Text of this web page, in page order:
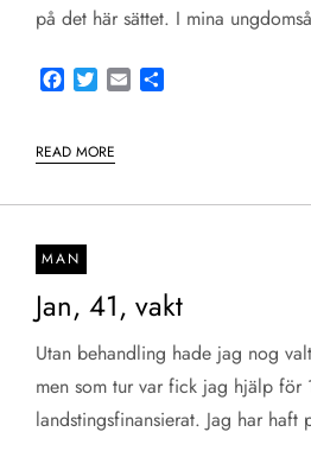
på det här sättet. I mina
Facebook
TwitterEmail
READ MORE
MAN
Jan, 41, vakt
Utan behandling hade jag nog
men som tur var fick jag hjälp för
landstingsfinansierat. Jag har